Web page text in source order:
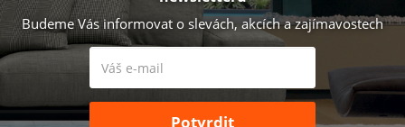
Budeme Vás informovat o slevách, akcích a zajímavostech